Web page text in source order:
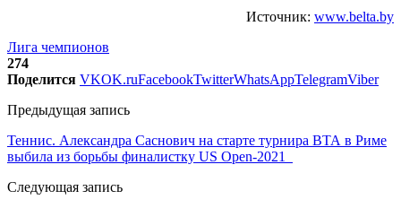
Источник: www.belta.by
Лига чемпионов
274
Поделится VKOK.ruFacebookTwitterWhatsAppTelegramViber
Предыдущая запись
Теннис. Александра Саснович на старте турнира ВТА в Риме
выбила из борьбы финалистку US Open-2021
Следующая запись